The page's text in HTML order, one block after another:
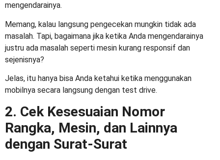
mengendarainya.
Memang, kalau langsung pengecekan mungkin tidak ada
masalah. Tapi, bagaimana jika ketika Anda mengendarainya
justru ada masalah seperti mesin kurang responsif dan
sejenisnya?
Jelas, itu hanya bisa Anda ketahui ketika menggunakan
mobilnya secara langsung dengan test drive.
2. Cek Kesesuaian Nomor
Rangka, Mesin, dan Lainnya
dengan Surat-Surat